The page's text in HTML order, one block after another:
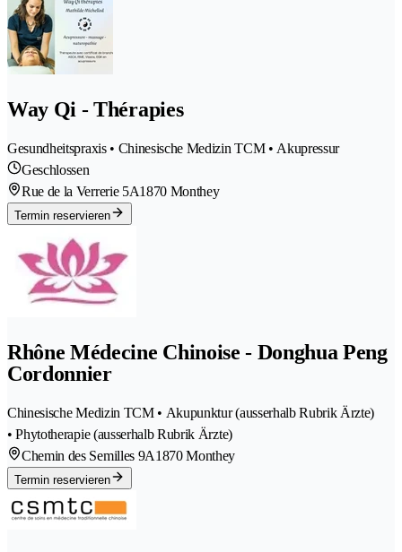
Way Qi - Thérapies
Gesundheitspraxis • Chinesische Medizin TCM • Akupressur
Geschlossen
Rue de la Verrerie 5A1870 Monthey
Termin reservieren
Rhône Médecine Chinoise - Donghua Peng
Cordonnier
Chinesische Medizin TCM • Akupunktur (ausserhalb Rubrik Ärzte)
• Phytotherapie (ausserhalb Rubrik Ärzte)
Chemin des Semilles 9A1870 Monthey
Termin reservieren